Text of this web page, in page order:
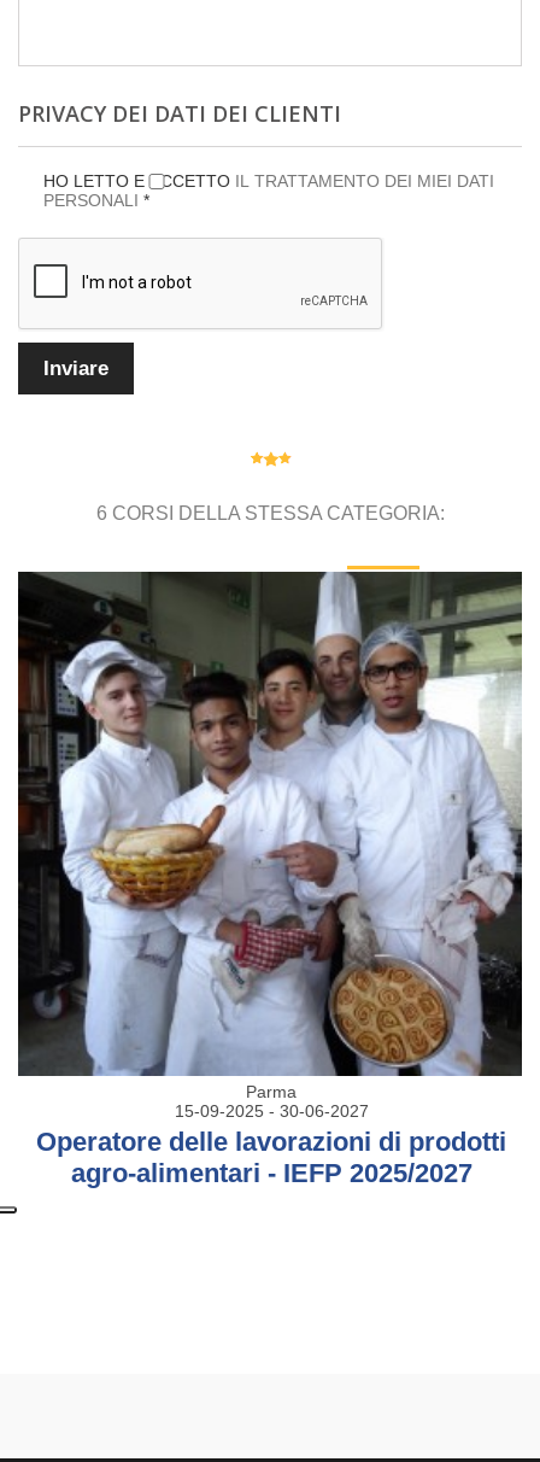
PRIVACY DEI DATI DEI CLIENTI
HO LETTO E ACCETTO IL TRATTAMENTO DEI MIEI DATI
PERSONALI *
6 CORSI DELLA STESSA CATEGORIA:
Parma
15-09-2025 - 30-06-2027
Operatore delle lavorazioni di prodotti
agro-alimentari - IEFP 2025/2027